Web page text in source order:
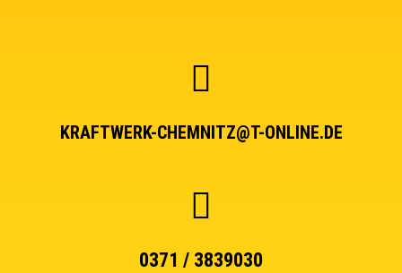
KRAFTWERK-CHEMNITZ@T-ONLINE.DE
0371 / 3839030